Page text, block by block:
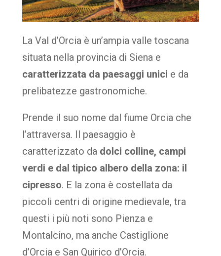
La Val d’Orcia è un’ampia valle toscana
situata nella provincia di Siena e
caratterizzata da paesaggi unici e da
prelibatezze gastronomiche.
Prende il suo nome dal fiume Orcia che
l’attraversa. Il paesaggio è
caratterizzato da dolci colline, campi
verdi e dal tipico albero della zona: il
cipresso. E la zona è costellata da
piccoli centri di origine medievale, tra
questi i più noti sono Pienza e
Montalcino, ma anche Castiglione
d’Orcia e San Quirico d’Orcia.